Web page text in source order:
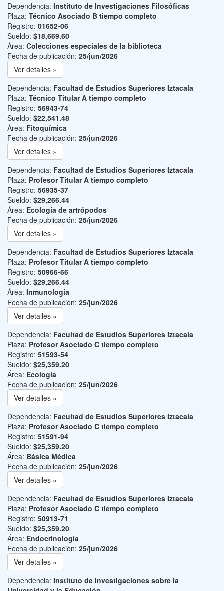
Dependencia: Instituto de Investigaciones Filosóficas
Plaza: Técnico Asociado B tiempo completo
Registro: 01652-06
Sueldo: $18,669.60
Área: Colecciones especiales de la biblioteca
Fecha de publicación: 25/jun/2026
Ver detalles »
Dependencia: Facultad de Estudios Superiores Iztacala
Plaza: Técnico Titular A tiempo completo
Registro: 56943-74
Sueldo: $22,541.48
Área: Fitoquímica
Fecha de publicación: 25/jun/2026
Ver detalles »
Dependencia: Facultad de Estudios Superiores Iztacala
Plaza: Profesor Titular A tiempo completo
Registro: 56935-37
Sueldo: $29,266.44
Área: Ecología de artrópodos
Fecha de publicación: 25/jun/2026
Ver detalles »
Dependencia: Facultad de Estudios Superiores Iztacala
Plaza: Profesor Titular A tiempo completo
Registro: 50966-66
Sueldo: $29,266.44
Área: Inmunología
Fecha de publicación: 25/jun/2026
Ver detalles »
Dependencia: Facultad de Estudios Superiores Iztacala
Plaza: Profesor Asociado C tiempo completo
Registro: 51593-54
Sueldo: $25,359.20
Área: Ecología
Fecha de publicación: 25/jun/2026
Ver detalles »
Dependencia: Facultad de Estudios Superiores Iztacala
Plaza: Profesor Asociado C tiempo completo
Registro: 51591-94
Sueldo: $25,359.20
Área: Básica Médica
Fecha de publicación: 25/jun/2026
Ver detalles »
Dependencia: Facultad de Estudios Superiores Iztacala
Plaza: Profesor Asociado C tiempo completo
Registro: 50913-71
Sueldo: $25,359.20
Área: Endocrinología
Fecha de publicación: 25/jun/2026
Ver detalles »
Dependencia: Instituto de Investigaciones sobre la